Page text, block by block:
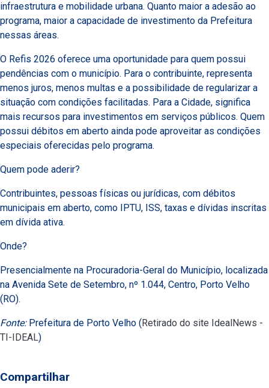
infraestrutura e mobilidade urbana. Quanto maior a adesão ao
programa, maior a capacidade de investimento da Prefeitura
nessas áreas.
O Refis 2026 oferece uma oportunidade para quem possui
pendências com o município. Para o contribuinte, representa
menos juros, menos multas e a possibilidade de regularizar a
situação com condições facilitadas. Para a Cidade, significa
mais recursos para investimentos em serviços públicos. Quem
possui débitos em aberto ainda pode aproveitar as condições
especiais oferecidas pelo programa.
Quem pode aderir?
Contribuintes, pessoas físicas ou jurídicas, com débitos
municipais em aberto, como IPTU, ISS, taxas e dívidas inscritas
em dívida ativa.
Onde?
Presencialmente na Procuradoria-Geral do Município, localizada
na Avenida Sete de Setembro, nº 1.044, Centro, Porto Velho
(RO).
Fonte:Prefeitura de Porto Velho (Retirado do site IdealNews -
TI-IDEAL)
Compartilhar